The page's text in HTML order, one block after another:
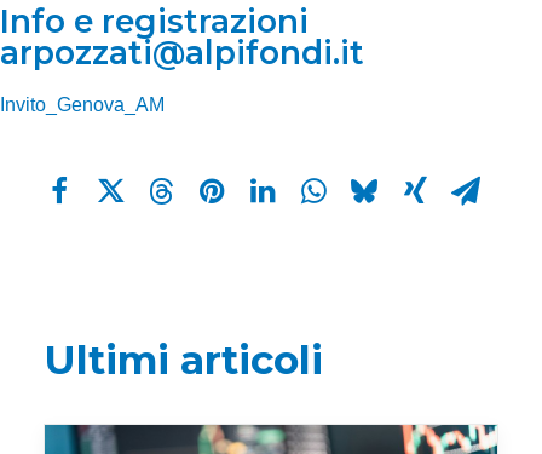
Info e registrazioni
arpozzati@alpifondi.it
Invito_Genova_AM
Ultimi articoli